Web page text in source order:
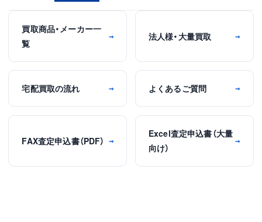
買取商品・メーカー一
覧
→ 法人様・大量買取 →
宅配買取の流れ → よくあるご質問 →
FAX査定申込書（PDF） →
Excel査定申込書（大量
向け）
→